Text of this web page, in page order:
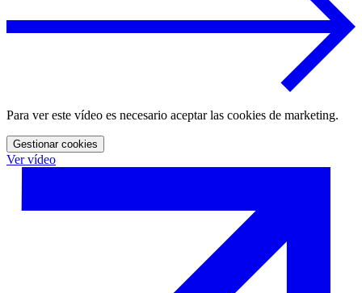
Para ver este vídeo es necesario aceptar las cookies de marketing.
Gestionar cookies
Ver vídeo